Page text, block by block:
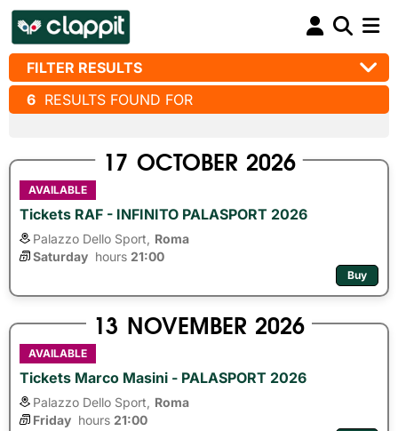
FILTER RESULTS
6 RESULTS FOUND FOR
17 OCTOBER 2026
AVAILABLE
Tickets RAF - INFINITO PALASPORT 2026
Palazzo Dello Sport,
Roma
Saturday hours 21:00
Buy
13 NOVEMBER 2026
AVAILABLE
Tickets Marco Masini - PALASPORT 2026
Palazzo Dello Sport,
Roma
Friday hours 21:00